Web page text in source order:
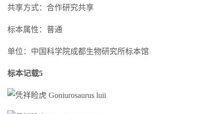
共享方式：合作研究共享
标本属性：普通
单位：中国科学院成都生物研究所标本馆
标本记载5